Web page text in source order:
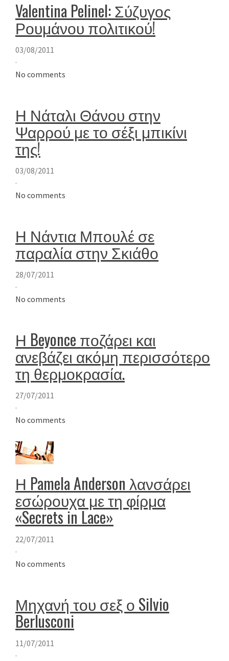
Valentina Pelinel: Σύζυγος
Ρουμάνου πολιτικού!
03/08/2011
·
No comments
Η Νάταλι Θάνου στην
Ψαρρού με το σέξι μπικίνι
της!
03/08/2011
·
No comments
Η Νάντια Μπουλέ σε
παραλία στην Σκιάθο
28/07/2011
·
No comments
Η Beyonce ποζάρει και
ανεβάζει ακόμη περισσότερο
τη θερμοκρασία.
27/07/2011
·
No comments
Η Pamela Anderson λανσάρει
εσώρουχα με τη φίρμα
«Secrets in Lace»
22/07/2011
·
No comments
Μηχανή του σεξ ο Silvio
Berlusconi
11/07/2011
·